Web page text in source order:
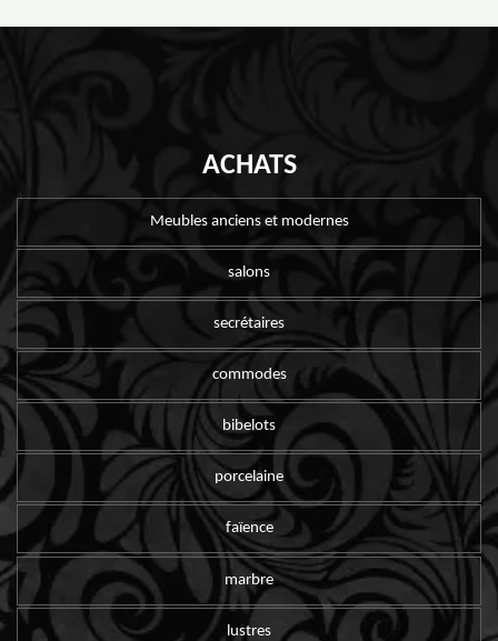
ACHATS
Meubles anciens et modernes
salons
secrétaires
commodes
bibelots
porcelaine
faïence
marbre
lustres